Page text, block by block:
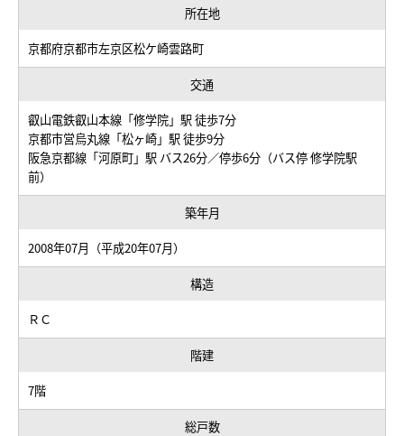
所在地
京都府京都市左京区松ケ崎雲路町
交通
叡山電鉄叡山本線「修学院」駅 徒歩7分
京都市営烏丸線「松ヶ崎」駅 徒歩9分
阪急京都線「河原町」駅 バス26分／停歩6分（バス停 修学院駅
前）
築年月
2008年07月（平成20年07月）
構造
ＲＣ
階建
7階
総戸数